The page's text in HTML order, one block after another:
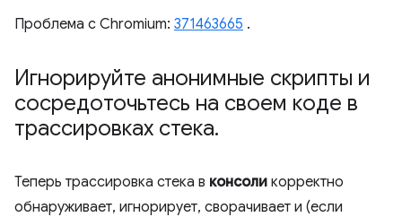
Проблема с Chromium: 371463665 .
Игнорируйте анонимные скрипты и
сосредоточьтесь на своем коде в
трассировках стека.
Теперь трассировка стека в консоли корректно
обнаруживает, игнорирует, сворачивает и (если